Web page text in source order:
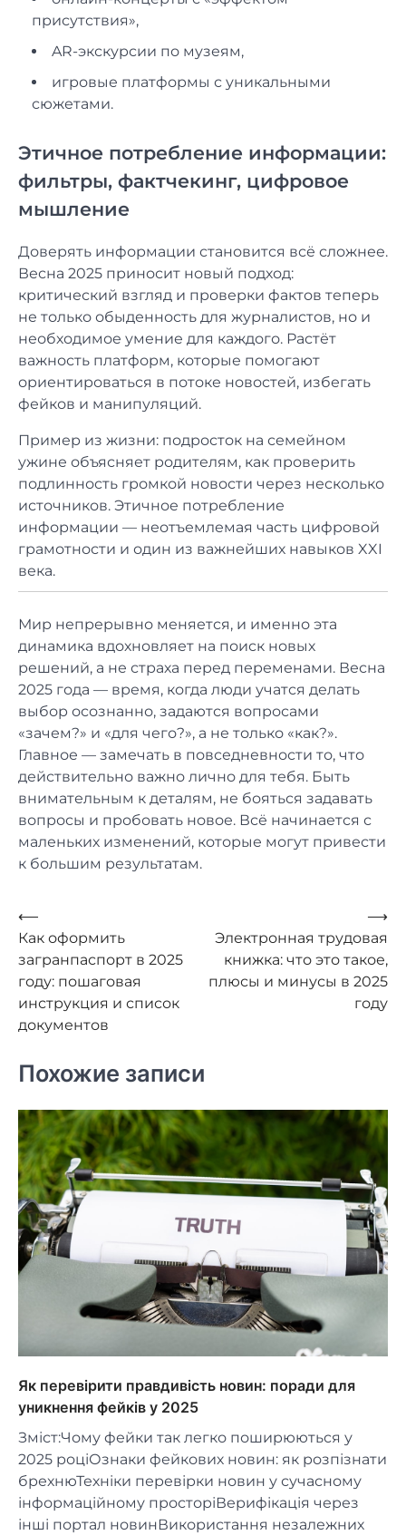
присутствия»,
AR-экскурсии по музеям,
игровые платформы с уникальными
сюжетами.
Этичное потребление информации:
фильтры, фактчекинг, цифровое
мышление
Доверять информации становится всё сложнее.
Весна 2025 приносит новый подход:
критический взгляд и проверки фактов теперь
не только обыденность для журналистов, но и
необходимое умение для каждого. Растёт
важность платформ, которые помогают
ориентироваться в потоке новостей, избегать
фейков и манипуляций.
Пример из жизни: подросток на семейном
ужине объясняет родителям, как проверить
подлинность громкой новости через несколько
источников. Этичное потребление
информации — неотъемлемая часть цифровой
грамотности и один из важнейших навыков XXI
века.
Мир непрерывно меняется, и именно эта
динамика вдохновляет на поиск новых
решений, а не страха перед переменами. Весна
2025 года — время, когда люди учатся делать
выбор осознанно, задаются вопросами
«зачем?» и «для чего?», а не только «как?».
Главное — замечать в повседневности то, что
действительно важно лично для тебя. Быть
внимательным к деталям, не бояться задавать
вопросы и пробовать новое. Всё начинается с
маленьких изменений, которые могут привести
к большим результатам.
Навигация
по
записям
⟵
Как оформить
загранпаспорт в 2025
году: пошаговая
инструкция и список
документов
Электронная трудовая
книжка: что это такое,
плюсы и минусы в 2025
году
⟶
Похожие записи
Як перевірити правдивість новин: поради для
уникнення фейків у 2025
Зміст:Чому фейки так легко поширюються у
2025 роціОзнаки фейкових новин: як розпізнати
брехнюТехніки перевірки новин у сучасному
інформаційному просторіВерифікація через
інші портал новинВикористання незалежних